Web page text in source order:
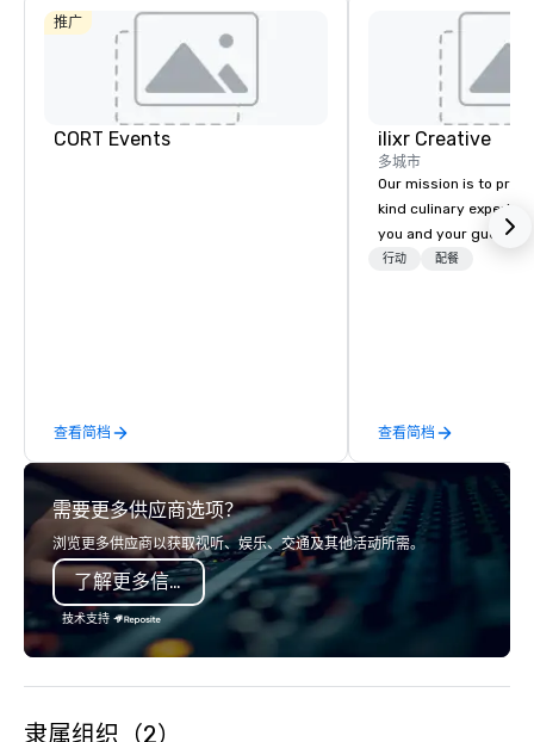
推广
CORT Events
查看简档
ilixr Creative
多城市
Our mission is to
kind culinary
you and your guests
memories and
catering industry.
行动 配餐
查看简档
需要更多供应商选项？
浏览更多供应商以获取视听、娱乐、交通及其他活动所需。
了解更多信息
技术支持
隶属组织（2）